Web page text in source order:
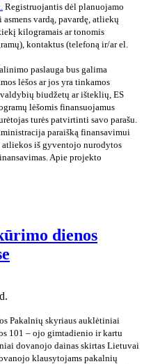
Registruojantis dėl planuojamo
vardą, pavardę, atliekų
kilogramais ar tonomis
kontaktus (telefoną ir/ar el.
paslauga bus galima
lėšos ar jos yra tinkamos
biudžetų ar išteklių, ES
lėšomis finansuojamus
turės patvirtinti savo parašu.
paraišką finansavimui
iš gyventojo nurodytos
Apie projekto
dienos
Pakalnių skyriaus auklėtiniai
101 – ojo gimtadienio ir kartu
dovanojo dainas skirtas Lietuvai
klausytojams pakalnių